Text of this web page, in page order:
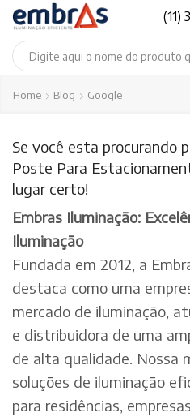
(11)
Home Blog Google
Se você esta procurando
Poste Para
lugar certo!
Embras Iluminação:
Iluminação
Fundada em 2012, a
destaca como uma
mercado de iluminação,
e distribuidora de uma
de alta qualidade. Nossa
soluções de iluminação
para residências,